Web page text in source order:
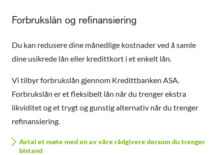
Forbrukslån og refinansiering
Du kan redusere dine månedlige kostnader ved å samle
dine usikrede lån eller kredittkort i et enkelt lån.
Vi tilbyr forbrukslån gjennom Kredittbanken ASA.
Forbrukslån er et fleksibelt lån når du trenger ekstra
likviditet og et trygt og gunstig alternativ når du trenger
refinansiering.
Avtal et møte med en av våre rådgivere dersom du trenger
bistand